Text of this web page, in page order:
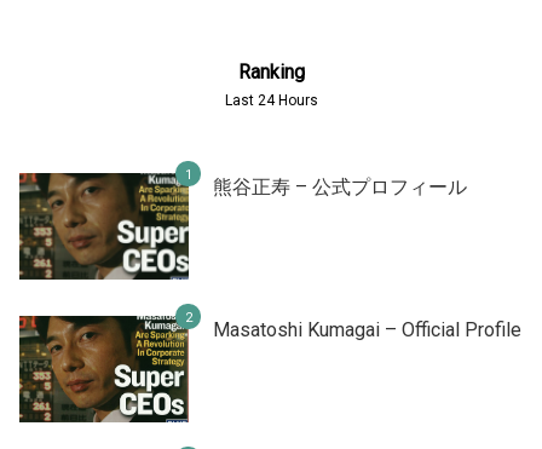
Ranking
Last 24 Hours
熊谷正寿 – 公式プロフィール
Masatoshi Kumagai – Official Profile